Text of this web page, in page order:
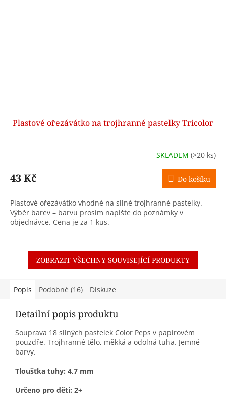
Plastové ořezávátko na trojhranné pastelky Tricolor
SKLADEM (>20 ks)
43 Kč Do košíku
Plastové ořezávátko vhodné na silné trojhranné pastelky.
Výběr barev – barvu prosím napište do poznámky v
objednávce. Cena je za 1 kus.
ZOBRAZIT VŠECHNY SOUVISEJÍCÍ PRODUKTY
Popis Podobné (16) Diskuze
Detailní popis produktu
Souprava 18 silných pastelek Color Peps v papírovém
pouzdře. Trojhranné tělo, měkká a odolná tuha. Jemné
barvy.
Tloušťka tuhy: 4,7 mm
Určeno pro děti: 2+